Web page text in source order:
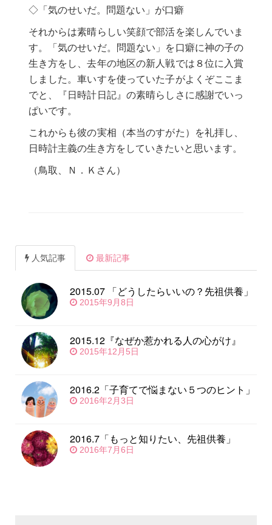
◇「気のせいだ。問題ない」が口癖
それからは素晴らしい笑顔で部活を楽しんでいま
す。「気のせいだ。問題ない」を口癖に神の子の
生き方をし、去年の地区の新人戦では８位に入賞
しました。車いすを使っていた子がよくぞここま
でと、『日時計日記』の素晴らしさに感謝でいっ
ぱいです。
これからも彼の実相（本当のすがた）を礼拝し、
日時計主義の生き方をしていきたいと思います。
（鳥取、Ｎ．Ｋさん）
人気記事 最新記事
2015.07 「どうしたらいいの？先祖供養」
2015年9月8日
2015.12『なぜか惹かれる人の心がけ』
2015年12月5日
2016.2「子育てで悩まない５つのヒント」
2016年2月3日
2016.7「もっと知りたい、先祖供養」
2016年7月6日